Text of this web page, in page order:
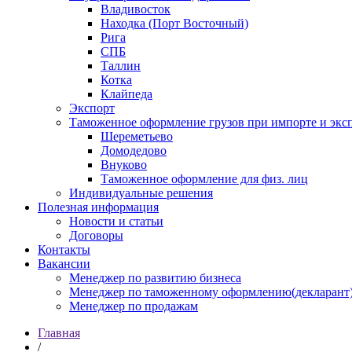
Владивосток
Находка (Порт Восточный)
Рига
СПБ
Таллин
Котка
Клайпеда
Экспорт
Таможенное оформление грузов при импорте и
Шереметьево
Домодедово
Внуково
Таможенное оформление для физ. лиц
Индивидуальные решения
Полезная информация
Новости и статьи
Договоры
Контакты
Вакансии
Менеджер по развитию бизнеса
Менеджер по таможенному
Менеджер по продажам
Главная
/